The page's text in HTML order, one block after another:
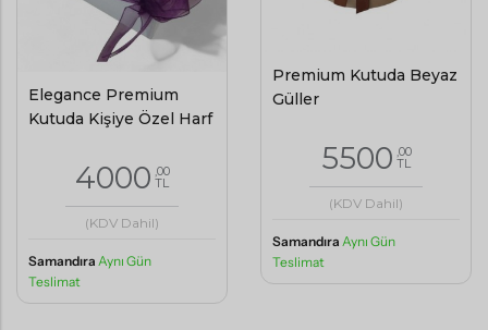
Elegance Premium
Kutuda Kişiye Özel Harf
4000 ,00
TL
(KDV Dahil)
Samandıra Aynı Gün
Teslimat
Premium Kutuda Beyaz
Güller
5500 ,00
TL
(KDV Dahil)
Samandıra Aynı Gün
Teslimat